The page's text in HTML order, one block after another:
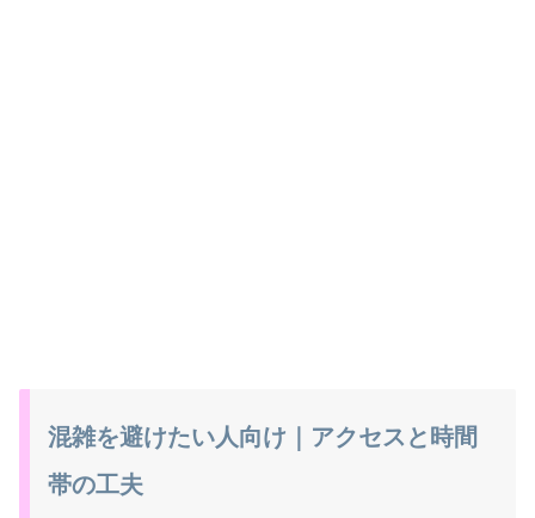
混雑を避けたい人向け｜アクセスと時間
帯の工夫